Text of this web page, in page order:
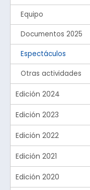
Equipo
Documentos 2025
Espectáculos
Otras actividades
Edición 2024
Edición 2023
Edición 2022
Edición 2021
Edición 2020